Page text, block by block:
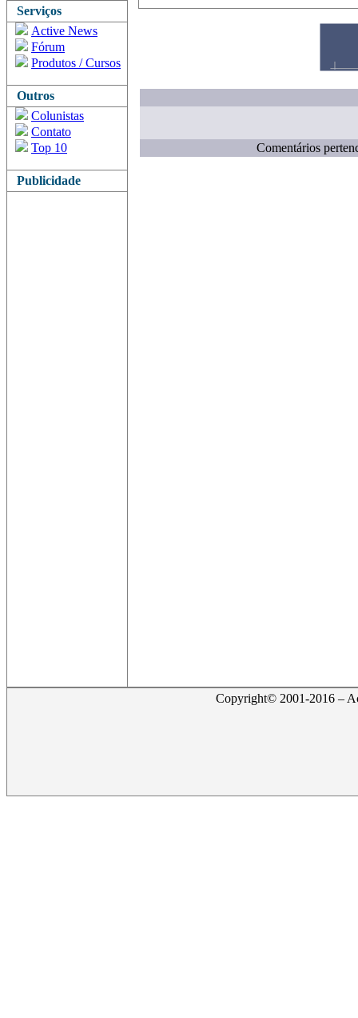
Serviços
Active News
Fórum
Produtos / Cursos
Outros
Colunistas
Contato
Top 10
Publicidade
Comentários
Copyright© 2001-2016 –